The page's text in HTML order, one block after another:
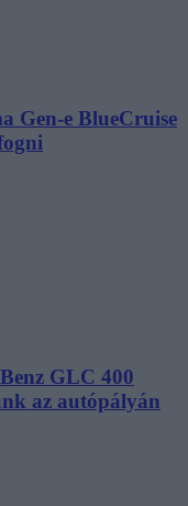
Gen-e BlueCruise
GLC 400
az autópályán